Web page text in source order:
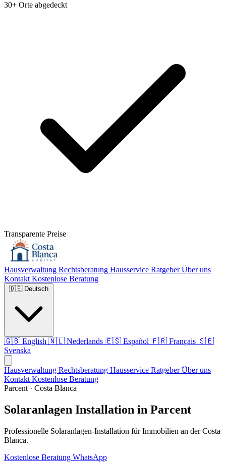
30+ Orte abgedeckt
Transparente Preise
Hausverwaltung Rechtsberatung Hausservice RatgeberÜber uns
Kontakt Kostenlose Beratung
🇩🇪 Deutsch
🇬🇧 English 🇳🇱 Nederlands 🇪🇸 Español 🇫🇷 Français 🇸🇪
Svenska
Hausverwaltung Rechtsberatung Hausservice RatgeberÜber uns
Kontakt Kostenlose Beratung
Parcent · Costa Blanca
Solaranlagen Installation in Parcent
Professionelle Solaranlagen-Installation für Immobilien an der Costa
Blanca.
Kostenlose Beratung WhatsApp